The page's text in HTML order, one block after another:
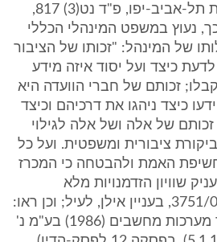
3751/03 אילן נ' עיריית תל-אביב-יפו, פ"ד נט(3) 817,
לכך, נעוץ במשפט המינהלי הכללי
של המינהל: "זכותו של הציבור
כיצד ועל יסוד איזה מידע
זכותם של חברי הוועדה היא
כיצד ניהגו את דרכיהם וכיצד
של אלה ושל אלה לגילוי
ציבורית ומשפטית. ועל כל
האמת ולהבטחה כי המכרז
שוויון הזדמנויות מלא
למתַחֲרים בו" (בג"ץ 3751/03, בעניין אילן, לעיל; וכן ראו:
עע"מ 3813/11 טלדור מערכות מחשבים (1986) בע"מ נ'